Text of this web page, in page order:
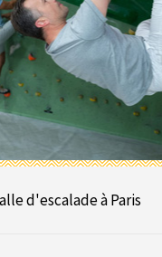
d'escalade à Paris